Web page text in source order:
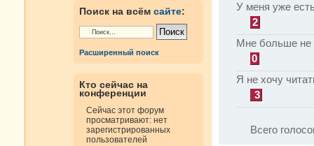
Поиск на всём сайте:
Расширенный поиск
Кто сейчас на
конференции
Сейчас этот форум
просматривают: нет
зарегистрированных
пользователей
У меня уже
2
Мне больше не
0
Я не хочу
3
Всего